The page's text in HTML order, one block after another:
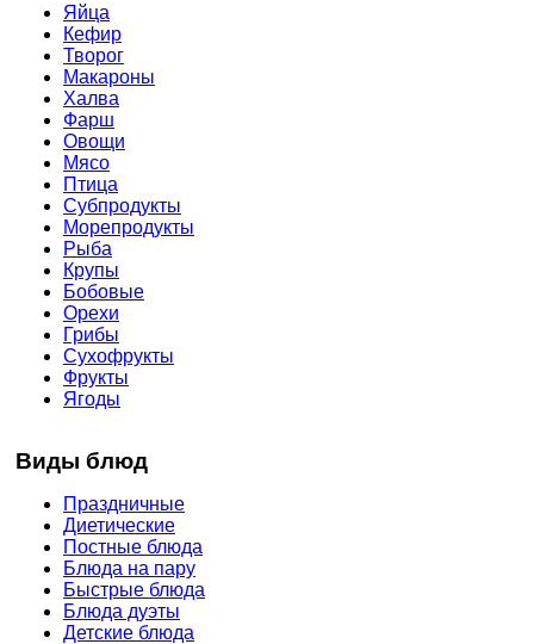
Яйца
Кефир
Творог
Макароны
Халва
Фарш
Овощи
Мясо
Птица
Субпродукты
Морепродукты
Рыба
Крупы
Бобовые
Орехи
Грибы
Сухофрукты
Фрукты
Ягоды
Виды блюд
Праздничные
Диетические
Постные блюда
Блюда на пару
Быстрые блюда
Блюда дуэты
Детские блюда